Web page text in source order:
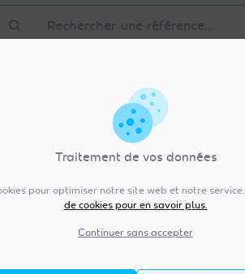
Traitement de vos données
pour optimiser notre site web et notre
de cookies pour en savoir plus.
Continuer sans accepter